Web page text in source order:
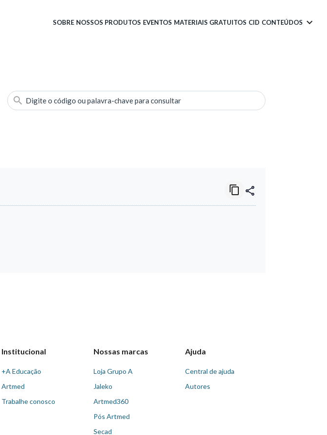
SOBRE NOSSOS PRODUTOS EVENTOS MATERIAIS GRATUITOS CID CONTEÚDOS
Digite o código ou palavra-chave para consultar
Institucional
+A Educação
Artmed
Trabalhe conosco
Nossas marcas
Loja Grupo A
Jaleko
Artmed360
Pós Artmed
Secad
Ajuda
Central de ajuda
Autores